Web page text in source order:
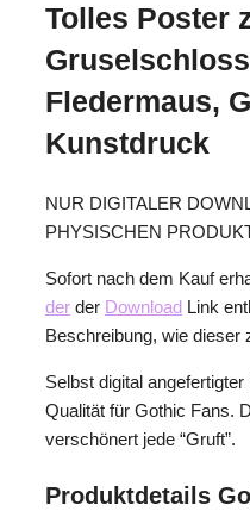
Tolles Poster
Fledermaus,
Kunstdruck
NUR DIGITALER
PHYSISCHEN
Sofort nach dem Kauf
der der Download Link
Beschreibung, wie dieser
Selbst digital
Qualität für Gothic Fans.
verschönert jede “Gruft”.
Produktdetails